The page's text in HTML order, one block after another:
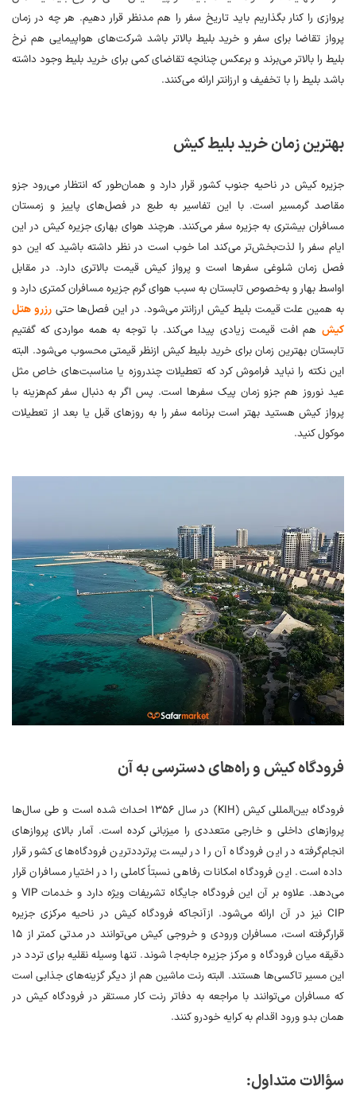
پروازی را کنار بگذاریم باید تاریخ سفر را هم مدنظر قرار دهیم. هر چه در زمان
پرواز تقاضا برای سفر و خرید بلیط بالاتر باشد شرکت‌های هواپیمایی هم نرخ
بلیط را بالاتر می‌برند و برعکس چنانچه تقاضای کمی برای خرید بلیط وجود داشته
باشد بلیط را با تخفیف و ارزانتر ارائه می‌کنند.
بهترین زمان خرید بلیط کیش
جزیره کیش در ناحیه جنوب کشور قرار دارد و همان‌طور که انتظار می‌رود جزو
مقاصد گرمسیر است. با این تفاسیر به طبع در فصل‌های پاییز و زمستان
مسافران بیشتری به جزیره سفر می‌کنند. هرچند هوای بهاری جزیره کیش در این
ایام سفر را لذت‌بخش‌تر می‌کند اما خوب است در نظر داشته باشید که این دو
فصل زمان شلوغی سفرها است و پرواز کیش قیمت بالاتری دارد. در مقابل
اواسط بهار و به‌خصوص تابستان به سبب هوای گرم جزیره مسافران کمتری دارد و
به همین علت قیمت بلیط کیش ارزانتر می‌شود. در این فصل‌ها حتیرزرو هتل
کیش هم افت قیمت زیادی پیدا می‌کند. با توجه به همه مواردی که گفتیم
تابستان بهترین زمان برای خرید بلیط کیش ازنظر قیمتی محسوب می‌شود. البته
این نکته را نباید فراموش کرد که تعطیلات چندروزه یا مناسبت‌های خاص مثل
عید نوروز هم جزو زمان پیک سفرها است. پس اگر به دنبال سفر کم‌هزینه با
پرواز کیش هستید بهتر است برنامه سفر را به روزهای قبل یا بعد از تعطیلات
موکول کنید.
فرودگاه کیش و راه‌های دسترسی به آن
فرودگاه بین‌المللی کیش (KIH) در سال ۱۳۵۶ احداث شده است و طی سال‌ها
پروازهای داخلی و خارجی متعددی را میزبانی کرده است. آمار بالای پروازهای
انجام‌گرفته در این فرودگاه آن را در لیست پرترددترین فرودگاه‌های کشور قرار
داده است. این فرودگاه امکانات رفاهی نسبتاً کاملی را در اختیار مسافران قرار
می‌دهد. علاوه بر آن این فرودگاه جایگاه تشریفات ویژه دارد و خدمات VIP و
CIP نیز در آن ارائه می‌شود. ازآنجاکه فرودگاه کیش در ناحیه مرکزی جزیره
قرارگرفته است، مسافران ورودی و خروجی کیش می‌توانند در مدتی کمتر از ۱۵
دقیقه میان فرودگاه و مرکز جزیره جابه‌جا شوند. تنها وسیله نقلیه برای تردد در
این مسیر تاکسی‌ها هستند. البته رنت ماشین هم از دیگر گزینه‌های جذابی است
که مسافران می‌توانند با مراجعه به دفاتر رنت کار مستقر در فرودگاه کیش در
همان بدو ورود اقدام به کرایه خودرو کنند.
سؤالات متداول: